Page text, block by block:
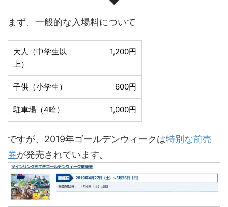
まず、一般的な入場料について
大人（中学生以
上）
1,200円
子供（小学生） 600円
駐車場（4輪） 1,000円
ですが、2019年ゴールデンウィークは特別な前売
券が発売されています。